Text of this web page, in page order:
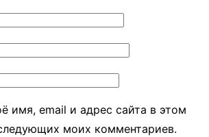
имя, email и адрес сайта в этом
моих комментариев.